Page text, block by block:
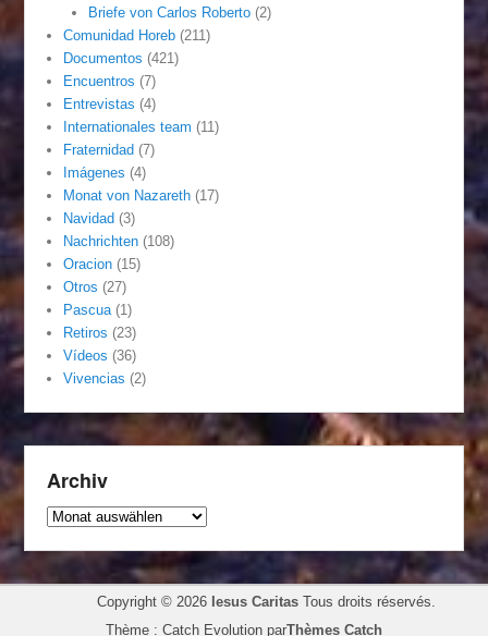
Briefe von Carlos Roberto(2)
Comunidad Horeb (211)
Documentos (421)
Encuentros (7)
Entrevistas (4)
Internationales team (11)
Fraternidad (7)
Imágenes (4)
Monat von Nazareth (17)
Navidad (3)
Nachrichten (108)
Oracion (15)
Otros (27)
Pascua(1)
Retiros (23)
Vídeos (36)
Vivencias (2)
Archiv
Archiv
Copyright © 2026 Iesus CaritasTous droits réservés.
Thème : Catch Evolution parThèmes Catch